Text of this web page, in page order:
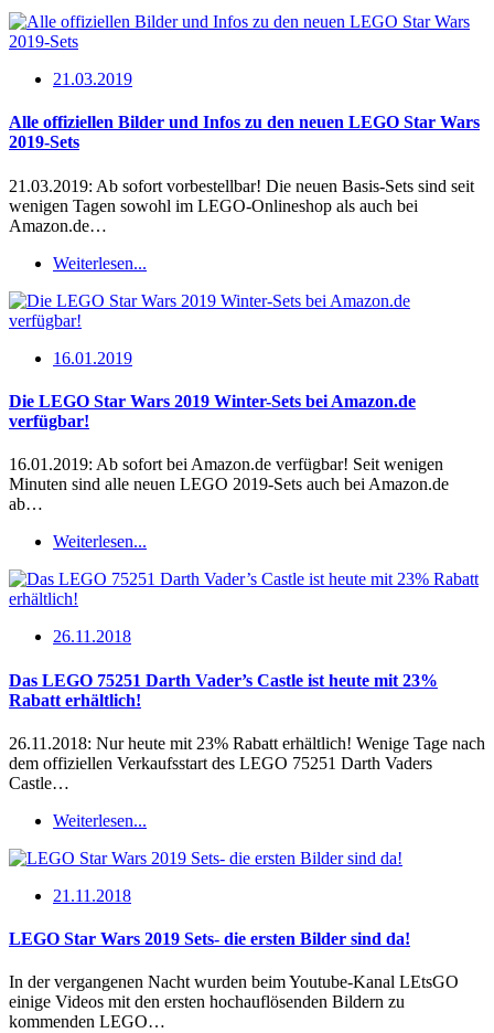
21.03.2019
Alle offiziellen Bilder und Infos zu den neuen LEGO Star Wars
2019-Sets
21.03.2019: Ab sofort vorbestellbar! Die neuen Basis-Sets sind seit
wenigen Tagen sowohl im LEGO-Onlineshop als auch bei
Amazon.de…
Weiterlesen...
16.01.2019
Die LEGO Star Wars 2019 Winter-Sets bei Amazon.de
verfügbar!
16.01.2019: Ab sofort bei Amazon.de verfügbar! Seit wenigen
Minuten sind alle neuen LEGO 2019-Sets auch bei Amazon.de
ab…
Weiterlesen...
26.11.2018
Das LEGO 75251 Darth Vader’s Castle ist heute mit 23%
Rabatt erhältlich!
26.11.2018: Nur heute mit 23% Rabatt erhältlich! Wenige Tage nach
dem offiziellen Verkaufsstart des LEGO 75251 Darth Vaders
Castle…
Weiterlesen...
21.11.2018
LEGO Star Wars 2019 Sets- die ersten Bilder sind da!
In der vergangenen Nacht wurden beim Youtube-Kanal LEtsGO
einige Videos mit den ersten hochauflösenden Bildern zu
kommenden LEGO…